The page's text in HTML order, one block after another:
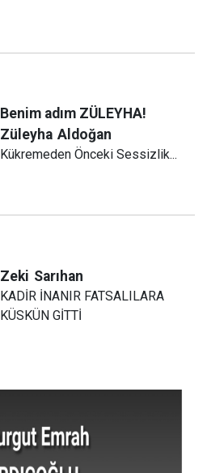
Benim adım ZÜLEYHA!
Züleyha Aldoğan
Kükremeden Önceki Sessizlik...
Zeki Sarıhan
KADİR İNANIR FATSALILARA
KÜSKÜN GİTTİ